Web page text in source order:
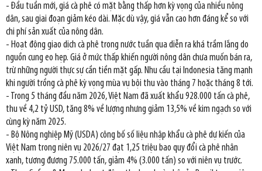
- Đầu tuần mới, giá cà phê có mặt bằng thấp hơn kỳ vọng của nhiều nông
dân, sau giai đoạn giảm kéo dài. Mặc dù vậy, giá vẫn cao hơn đáng kể so với
chi phí sản xuất của nông dân.
- Hoạt động giao dịch cà phê trong nước tuần qua diễn ra khá trầm lắng do
nguồn cung eo hẹp. Giá ở mức thấp khiến người nông dân chưa muốn bán ra,
trừ những người thực sự cần tiền mặt gấp. Nhu cầu tại Indonesia tăng mạnh
khi người trồng cà phê kỳ vọng mùa vụ bội thu vào tháng 7 hoặc tháng 8 tới.
- Trong 5 tháng đầu năm 2026, Việt Nam đã xuất khẩu 928.000 tấn cà phê,
thu về 4,2 tỷ USD, tăng 8% về lượng nhưng giảm 13,5% về kim ngạch so với
cùng kỳ năm 2025.
- Bộ Nông nghiệp Mỹ (USDA) công bố số liệu nhập khẩu cà phê dự kiến của
Việt Nam trong niên vụ 2026/27 đạt 1,25 triệu bao quy đổi cà phê nhân
xanh, tương đương 75.000 tấn, giảm 4% (3.000 tấn) so với niên vụ trước.